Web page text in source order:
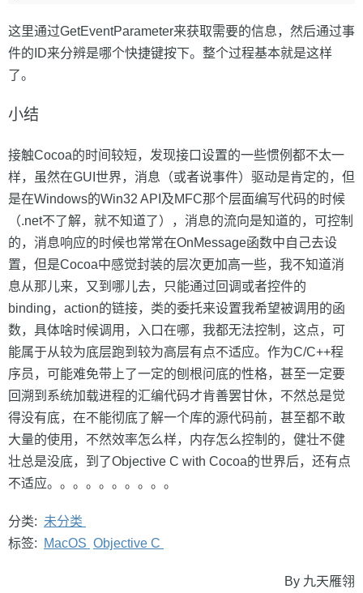
这里通过GetEventParameter来获取需要的信息，然后通过事
件的ID来分辨是哪个快捷键按下。整个过程基本就是这样
了。
小结
接触Cocoa的时间较短，发现接口设置的一些惯例都不太一
样，虽然在GUI世界，消息（或者说事件）驱动是肯定的，但
是在Windows的Win32 API及MFC那个层面编写代码的时候
（.net不了解，就不知道了），消息的流向是知道的，可控制
的，消息响应的时候也常常在OnMessage函数中自己去设
置，但是Cocoa中感觉封装的层次更加高一些，我不知道消
息从那儿来，又到哪儿去，只能通过回调或者控件的
binding，action的链接，类的委托来设置我希望被调用的函
数，具体啥时候调用，入口在哪，我都无法控制，这点，可
能属于从较为底层跑到较为高层有点不适应。作为C/C++程
序员，可能难免带上了一定的刨根问底的性格，甚至一定要
回溯到系统加载进程的汇编代码才肯善罢甘休，不然总是觉
得没有底，在不能彻底了解一个库的源代码前，甚至都不敢
大量的使用，不然效率怎么样，内存怎么控制的，健壮不健
壮总是没底，到了Objective C with Cocoa的世界后，还有点
不适应。。。。。。。。。。
分类: 未分类
标签:
MacOS Objective C
By 九天雁翎